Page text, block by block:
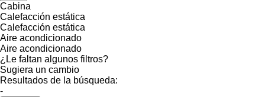
Cabina
Calefacción estática
Calefacción estática
Aire acondicionado
Aire acondicionado
¿Le faltan algunos filtros?
Sugiera un cambio
Resultados de la búsqueda:
-